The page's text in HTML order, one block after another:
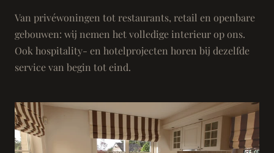
Van privéwoningen tot restaurants, retail en openbare
gebouwen: wij nemen het volledige interieur op ons.
Ook hospitality- en hotelprojecten horen bij dezelfde
service van begin tot eind.